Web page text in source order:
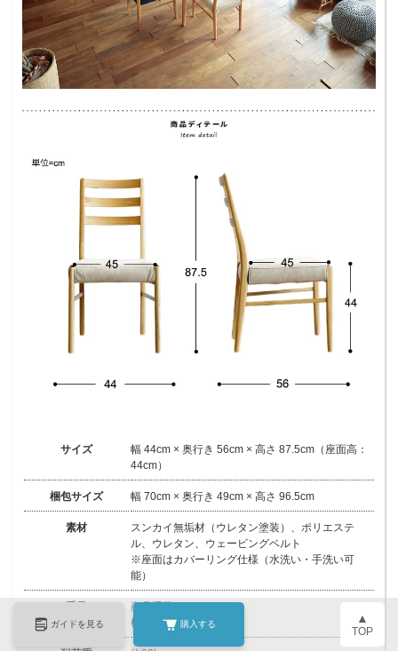
サイズ
幅 44cm × 奥行き 56cm × 高さ 87.5cm（座面高：
44cm）
梱包サイズ 幅 70cm × 奥行き 49cm × 高さ 96.5cm
素材
スンカイ無垢材（ウレタン塗装）、ポリエステ
ル、ウレタン、ウェービングベルト
※座面はカバーリング仕様（水洗い・手洗い可
能）
重量
商品重量：4kg
梱包重量：5kg
ガイドを見る 購入する ▲
TOP